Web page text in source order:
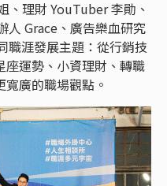
、理財 YouTuber 李勛、
人 Grace、廣告樂血研究
涯發展主題：從行銷技
運勢、小資理財、轉職
廣的職場觀點。